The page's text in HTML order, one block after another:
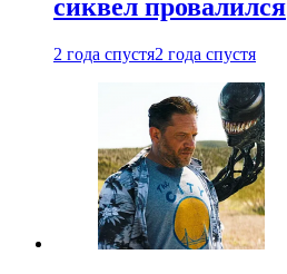
сиквел провалился
2 года спустя2 года спустя